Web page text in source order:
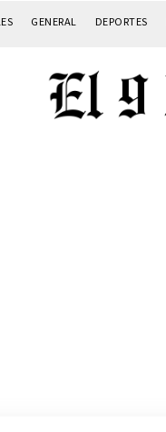
GENERAL DEPORTES